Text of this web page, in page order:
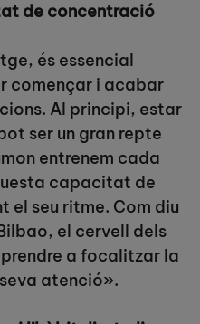
de concentració
és essencial
començar i acabar
Al principi, estar
ser un gran repte
entrenem cada
capacitat de
el seu ritme. Com diu
el cervell dels
a focalitzar la
atenció».